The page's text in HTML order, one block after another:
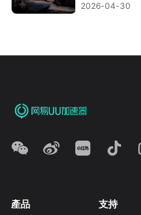
2026-04-30
產品 支持